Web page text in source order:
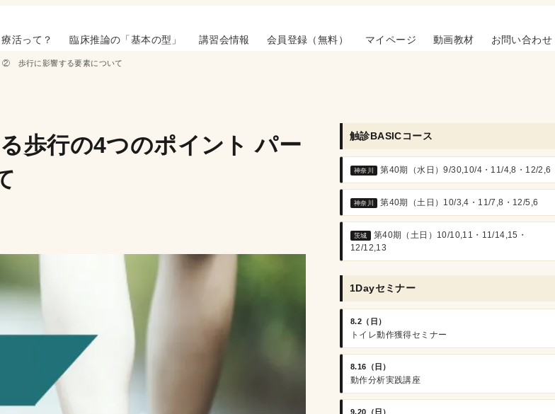
療活って？ 臨床推論の「基本の型」 講習会情報 会員登録（無料） マイページ 動画教材 お問い合わせ
② 歩行に影響する要素について
歩行の4つのポイント パー
触診BASICコース
神奈川 第40期（水日）9/30,10/4・11/4,8・12/2,6
神奈川 第40期（土日）10/3,4・11/7,8・12/5,6
茨城
第40期（土日）10/10,11・11/14,15・
12/12,13
1Dayセミナー
8.2（日）
トイレ動作獲得セミナー
8.16（日）
動作分析実践講座
9.20（日）